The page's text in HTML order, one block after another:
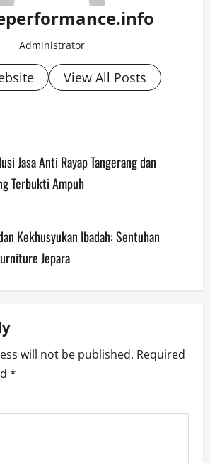
Administrator
View All Posts
Jasa Anti Rayap Tangerang dan
Terbukti Ampuh
Kekhusyukan Ibadah: Sentuhan
Jepara
will not be published. Required
*